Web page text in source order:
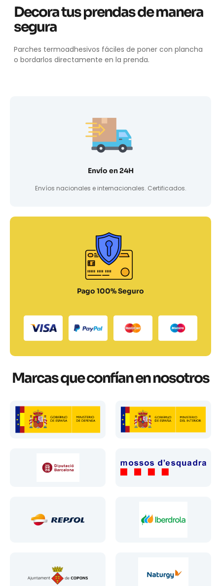
Decora tus prendas de manera
segura
Parches termoadhesivos fáciles de poner con plancha
o bordarlos directamente en la prenda.
Envío en 24H
Envíos nacionales e internacionales. Certificados.
Pago 100% Seguro
Marcas que confían en nosotros